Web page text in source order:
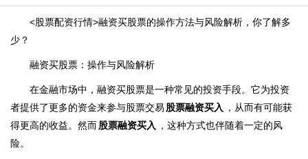
<股票配资行情>融资买股票的操作方法与风险解析，你了解多
少？
融资买股票：操作与风险解析
在金融市场中，融资买股票是一种常见的投资手段。它为投资
者提供了更多的资金来参与股票交易 股票融资买入
，从而有可能获
得更高的收益。然而股票融资买入
，这种方式也伴随着一定的风
险。